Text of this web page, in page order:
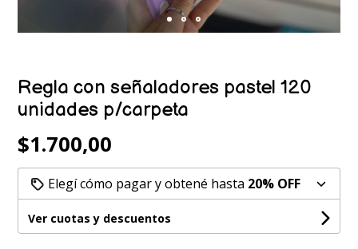
Regla con señaladores pastel 120
unidades p/carpeta
$1.700,00
Elegí cómo pagar y obtené hasta 20% OFF
Ver cuotas y descuentos